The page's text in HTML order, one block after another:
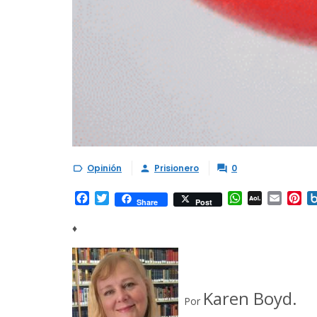
 Opinión  Prisionero  0
Facebook
TwitterShare Post WhatsApp
AOL Email
♦
Por Karen Boyd.